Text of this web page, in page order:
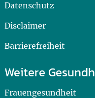
Datenschutz
Disclaimer
Barrierefreiheit
Weitere
Frauengesundheit